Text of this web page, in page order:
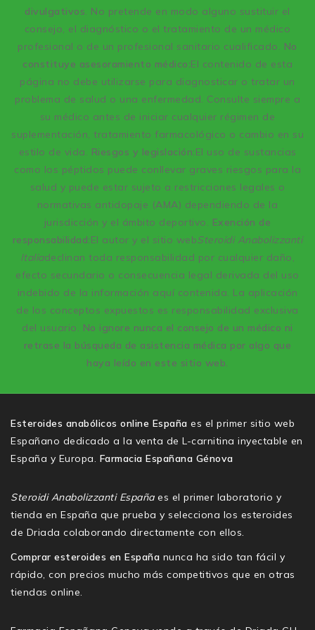
divulgativos. No pretende en modo alguno sustituir el
consejo, el diagnóstico o el tratamiento de un médico
profesional o de un profesional sanitario cualificado. No
constituye asesoramiento médico:El contenido de esta
página no debe utilizarse para diagnosticar o tratar un
problema de salud o una enfermedad. Consulte siempre a
su médico antes de iniciar cualquier régimen de
suplementación, tratamiento farmacológico o cambio en su
estilo de vida. Riesgos y legislación:El uso de sustancias
como los péptidos puede conllevar graves riesgos para la
salud y puede estar sujeto a restricciones legales o
normativas antidopaje (AMA) dependiendo de la
jurisdicción y el ámbito deportivo. Exención de
responsabilidad:El autor y el sitio webSteroidi Anabolizzanti
Italiadeclinan toda responsabilidad por cualquier daño,
efecto secundario o consecuencia legal derivada del uso
indebido de la información aquí contenida. La aplicación
de los conceptos expuestos es responsabilidad exclusiva
del usuario. No ignore nunca el consejo de un médico ni
retrase la búsqueda de asistencia médica por algo que
haya leído en este sitio web.
Esteroides anabólicos online España es el primer sitio web
Españano dedicado a la venta de L-carnitina inyectable en
España y Europa. Farmacia Españana Génova
Steroidi Anabolizzanti Españaes el primer laboratorio y
tienda en España que prueba y selecciona los esteroides
de Driada colaborando directamente con ellos.
Comprar esteroides en España nunca ha sido tan fácil y
rápido, con precios mucho más competitivos que en otras
tiendas online.